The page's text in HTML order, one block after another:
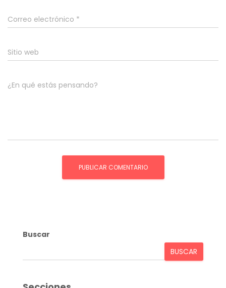
Correo electrónico *
Sitio web
¿En qué estás pensando?
Buscar
BUSCAR